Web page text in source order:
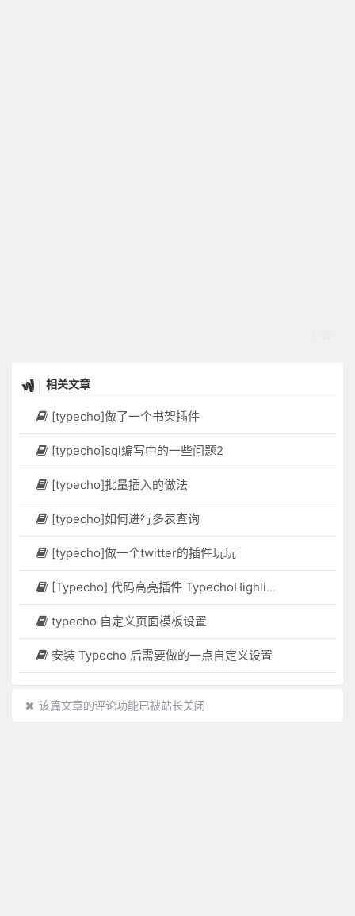
相关文章
[typecho]做了一个书架插件
[typecho]sql编写中的一些问题2
[typecho]批量插入的做法
[typecho]如何进行多表查询
[typecho]做一个twitter的插件玩玩
[Typecho] 代码高亮插件 TypechoHighlight
typecho 自定义页面模板设置
安装 Typecho 后需要做的一点自定义设置
该篇文章的评论功能已被站长关闭